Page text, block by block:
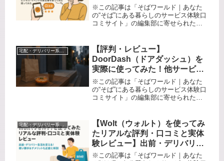
全国対応の弁当宅配サービス、
ビジネス・イベントの新定番を
使ってみた～
※この記事は「そばワールド｜あなた
の“そば”にある暮らしのサービス体験口
コミサイト」の編集部に寄せられた各
う…」「手軽＆安心に注文できて本当
に美味しいサービスはないの？」─...
【評判・レビュー】
DoorDash（ドアダッシュ）を
実際に使ってみた！他サービス
と比較した感想と本音の口コミ
※この記事は「そばワールド｜あなた
の“そば”にある暮らしのサービス体験口
コミサイト」の編集部に寄せられた各
ど、美味しいものが食べたい…」「地
元の小さなお店の味も自宅で味わえ...
宅配・デリバリー系サービス
【Wolt（ウォルト）を使ってみ
たリアルな評判・口コミと実体
験レビュー】出前・デリバリー
生活を変える！使い勝手＆デメ
※この記事は「そばワールド｜あなた